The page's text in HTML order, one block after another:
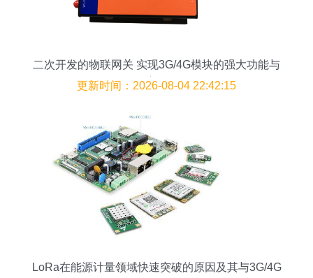
二次开发的物联网关 实现3G/4G模块的强大功能与
应用
更新时间：2026-08-04 22:42:15
LoRa在能源计量领域快速突破的原因及其与3G/4G